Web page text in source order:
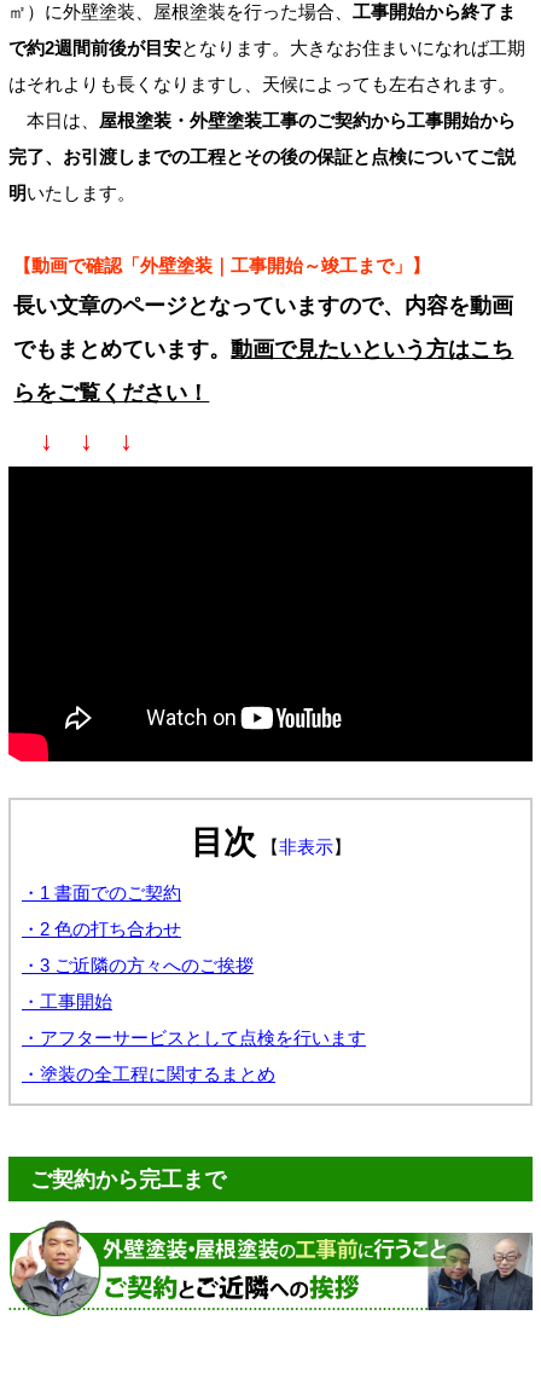
㎡）に外壁塗装、屋根塗装を行った場合、 工事開始から終了ま
で約2週間前後が目安となります。大きなお住まいになれば工期
はそれよりも長くなりますし、天候によっても左右されます。
本日は、 屋根塗装・外壁塗装工事のご契約から工事開始から
完了、お引渡しまでの工程とその後の保証と点検についてご説
明いたします。
【動画で確認「外壁塗装｜工事開始～竣工まで」】
長い文章のページとなっていますので、内容を動画
でもまとめています。動画で見たいという方はこち
らをご覧ください！
↓ ↓ ↓
目次 【非表示】
・1 書面でのご契約
・2 色の打ち合わせ
・3 ご近隣の方々へのご挨拶
・工事開始
・アフターサービスとして点検を行います
・塗装の全工程に関するまとめ
ご契約から完工まで